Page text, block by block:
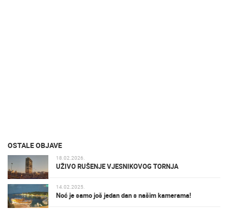
OSTALE OBJAVE
18.02.2026.
UŽIVO RUŠENJE VJESNIKOVOG TORNJA
14.02.2025.
Noć je samo još jedan dan s našim kamerama!